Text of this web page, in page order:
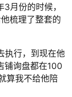
月份的时候，
梳理了整套的
执行，到现在他
铺询盘都在100
算我不给他陪